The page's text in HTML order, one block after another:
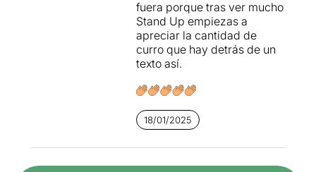
fuera porque tras ver mucho
Stand Up empiezas a
apreciar la cantidad de
curro que hay detrás de un
texto así.
18/01/2025